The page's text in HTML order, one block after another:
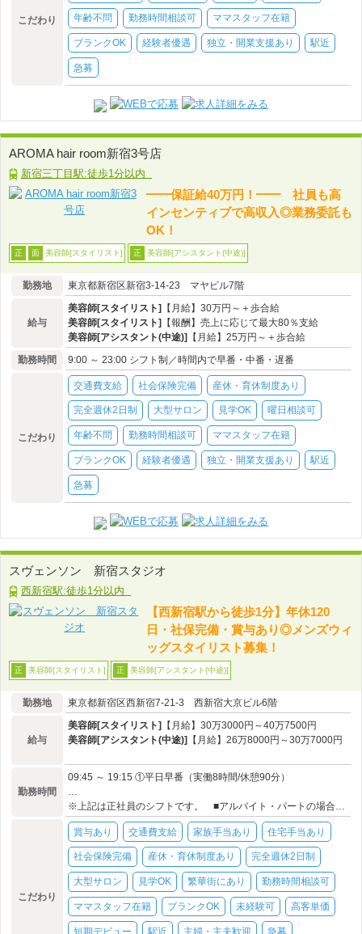
こだわり 年齢不問 勤務時間相談可 ママスタッフ在籍
ブランクOK 経験者優遇 独立・開業支援あり 駅近
急募
AROMA hair room新宿3号店
新宿三丁目駅:徒歩1分以内
━━保証給40万円！━━ 社員も高
インセンティブで高収入◎業務委託も
OK！
正 面 美容師[スタイリスト] 正 美容師[アシスタント(中途)]
勤務地 東京都新宿区新宿3-14-23 マヤビル7階
給与
美容師[スタイリスト]
【月給】30万円～＋歩合給
美容師[スタイリスト]
【報酬】売上に応じて最大80％支給
美容師[アシスタント(中途)]
【月給】25万円～＋歩合給
勤務時間
9:00 ～ 23:00 シフト制／時間内で早番・中番・遅番
こだわり
交通費支給 社会保険完備 産休・育休制度あり
完全週休2日制 大型サロン 見学OK 曜日相談可
年齢不問 勤務時間相談可 ママスタッフ在籍
ブランクOK 経験者優遇 独立・開業支援あり 駅近
急募
スヴェンソン 新宿スタジオ
西新宿駅:徒歩1分以内
【西新宿駅から徒歩1分】年休120
日・社保完備・賞与あり◎メンズウィ
ッグスタイリスト募集！
正 美容師[スタイリスト] 正 美容師[アシスタント(中途)]
勤務地 東京都新宿区西新宿7-21-3 西新宿大京ビル6階
給与
美容師[スタイリスト]
【月給】30万3000円～40万7500円
美容師[アシスタント(中途)]
【月給】26万8000円～30万7000円
勤務時間
09:45 ～ 19:15 ①平日早番（実働8時間/休憩90分）
…
※上記は正社員のシフトです。 ■アルバイト・パートの場合…週2日以上、1日3時間以上から応相談
こだわり
賞与あり 交通費支給 家族手当あり 住宅手当あり
社会保険完備 産休・育休制度あり 完全週休2日制
大型サロン 見学OK 繁華街にあり 勤務時間相談可
ママスタッフ在籍 ブランクOK 未経験可 高客単価
短期デビュー 駅近 主婦・主夫歓迎 急募